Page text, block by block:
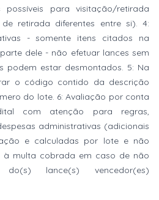
para visitação/retirada
retirada diferentes entre si). 4:
- somente itens citados na
dele - não efetuar lances sem
podem estar desmontados. 5: Na
o código contido da descrição
do lote. 6: Avaliação por conta
com atenção para regras,
administrativas (adicionais
e calculadas por lote e não
à multa cobrada em caso de não
do(s) lance(s) vencedor(es)